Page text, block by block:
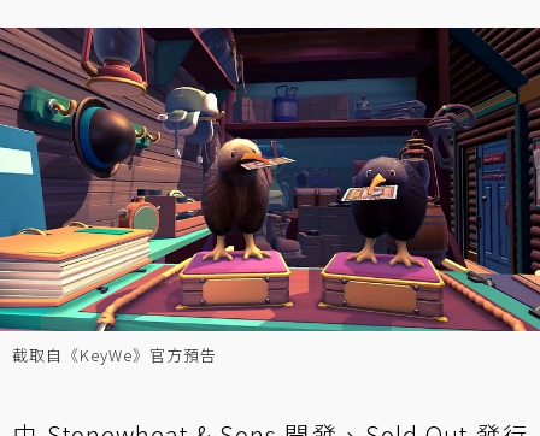
截取自《KeyWe》官方預告